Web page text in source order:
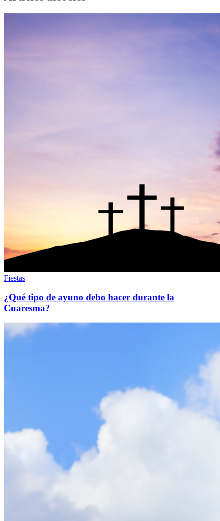
Fiestas
¿Qué tipo de ayuno debo hacer durante la
Cuaresma?